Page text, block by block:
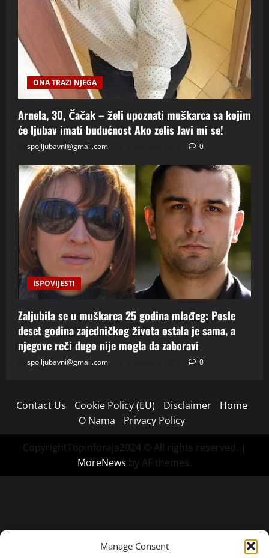
Manage Consent
ONA TRAZI NJEGA
Arnela, 30, Čačak – želi upoznati muškarca sa kojim
će ljubav imati budućnost Ako zelis Javi mi se!
spojljubavni@gmail.com 0
ISPOVIJESTI
Zaljubila se u muškarca 25 godina mlađeg: Posle
deset godina zajedničkog života ostala je sama, a
njegove reči dugo nije mogla da zaboravi
spojljubavni@gmail.com 0
Contact Us Cookie Policy (EU) Disclaimer
Home
O Nama
Privacy Policy
CopyrightTopinforaja2024 © All rights reserved. |
MoreNews by AF themes.